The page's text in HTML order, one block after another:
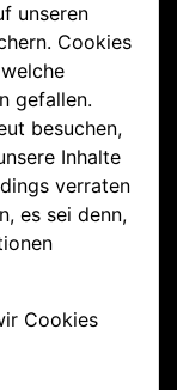
unseren
Cookies
gefallen.
besuchen,
Inhalte
verraten
es sei denn,
Cookies